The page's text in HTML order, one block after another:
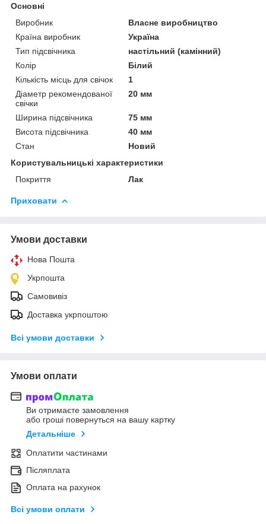
Основні
Виробник
Власне виробництво
Країна виробник
Україна
Тип підсвічника
настільний (камінний)
Колір
Білий
Кількість місць для свічок
1
Діаметр рекомендованої
свічки
20 мм
Ширина підсвічника
75 мм
Висота підсвічника
40 мм
Стан
Новий
Користувальницькі характеристики
Покриття
Лак
Приховати
Умови доставки
Нова Пошта
Укрпошта
Самовивіз
Доставка укрпоштою
Всі умови доставки
Умови оплати
Ви отримаєте замовлення
або гроші повернуться на вашу картку
Детальніше
Оплатити частинами
Післяплата
Оплата на рахунок
Всі умови оплати